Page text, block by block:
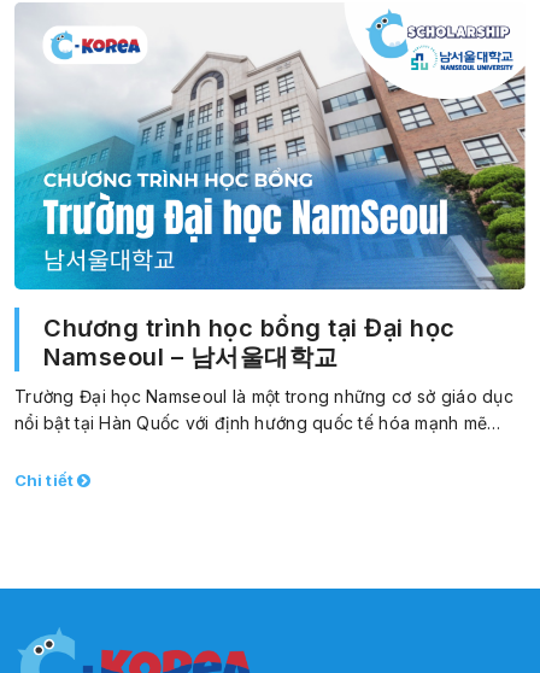
Chương trình học bổng tại Đại học
Namseoul – 남서울대학교
Trường Đại học Namseoul là một trong những cơ sở giáo dục
nổi bật tại Hàn Quốc với định hướng quốc tế hóa mạnh mẽ…
Chi tiết